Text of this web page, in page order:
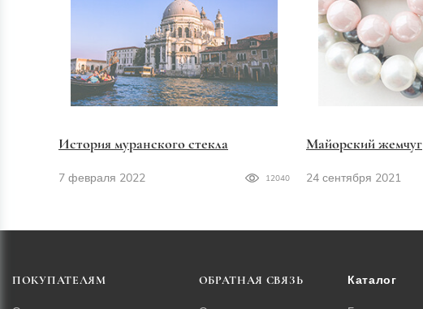
История муранского стекла
7 февраля 2022 12040
Майорский жемчуг
24 сентября 2021
ПОКУПАТЕЛЯМ ОБРАТНАЯ СВЯЗЬ Каталог